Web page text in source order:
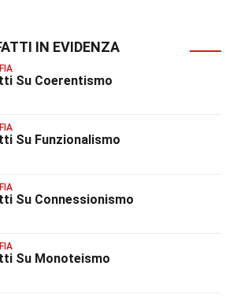
IN EVIDENZA
Su Coerentismo
Su Funzionalismo
Su Connessionismo
Su Monoteismo